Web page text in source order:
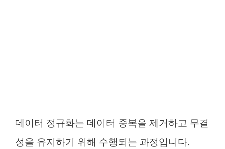
데이터 정규화는 데이터 중복을 제거하고 무결
성을 유지하기 위해 수행되는 과정입니다.